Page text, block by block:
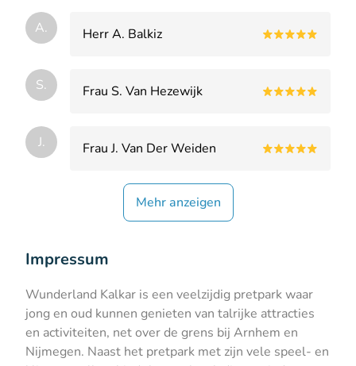
A. Herr A. Balkiz
S. Frau S. Van Hezewijk
J. Frau J. Van Der Weiden
Mehr anzeigen
Impressum
Wunderland Kalkar is een veelzijdig pretpark waar
jong en oud kunnen genieten van talrijke attracties
en activiteiten, net over de grens bij Arnhem en
Nijmegen. Naast het pretpark met zijn vele speel- en